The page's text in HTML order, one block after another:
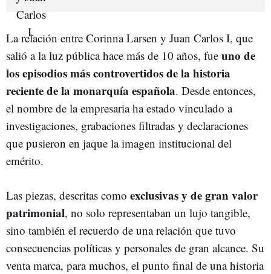
La relación entre Corinna Larsen y Juan Carlos I, que
salió a la luz pública hace más de 10 años, fue uno de
los episodios más controvertidos de la historia
reciente de la monarquía española. Desde entonces,
el nombre de la empresaria ha estado vinculado a
investigaciones, grabaciones filtradas y declaraciones
que pusieron en jaque la imagen institucional del
emérito.
Las piezas, descritas como exclusivas y de gran valor
patrimonial, no solo representaban un lujo tangible,
sino también el recuerdo de una relación que tuvo
consecuencias políticas y personales de gran alcance. Su
venta marca, para muchos, el punto final de una historia